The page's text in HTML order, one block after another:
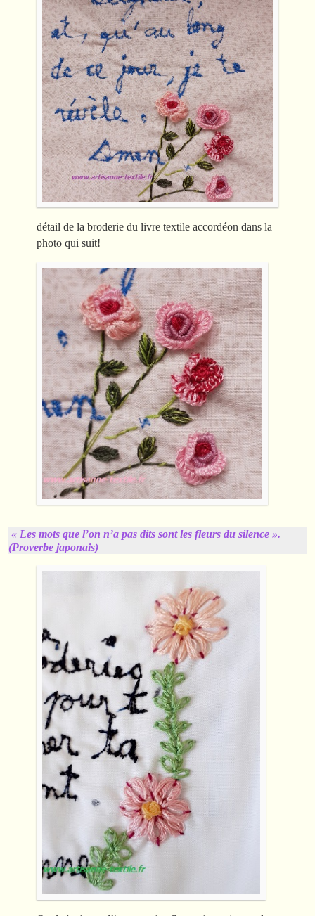
détail de la broderie du livre textile accordéon dans la
photo qui suit!
« Les mots que l’on n’a pas dits sont les fleurs du silence ».
(Proverbe japonais)